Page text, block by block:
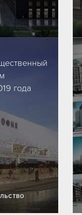
года